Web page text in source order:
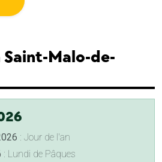
Saint-Malo-de-
: Jour de l'an
: Lundi de Pâques